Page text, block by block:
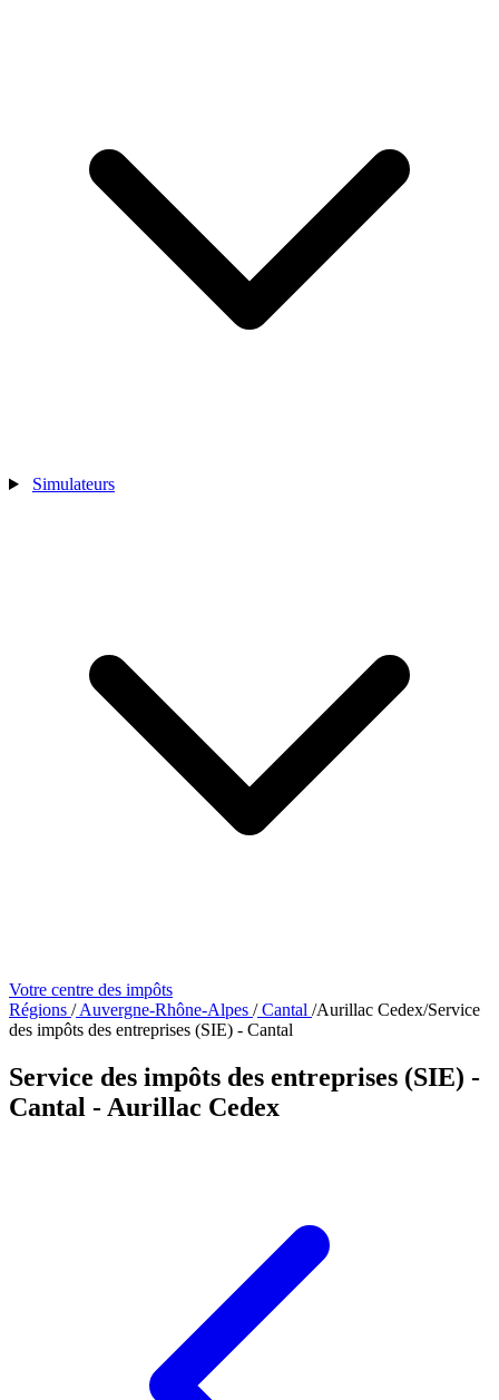
Simulateurs
Votre centre des impôts
Régions /Auvergne-Rhône-Alpes /Cantal /Aurillac Cedex/Service
des impôts des entreprises (SIE) - Cantal
Service des impôts des entreprises (SIE) -
Cantal - Aurillac Cedex